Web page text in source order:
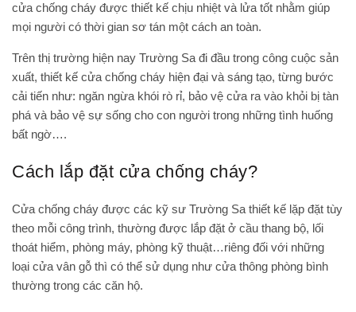
cửa chống cháy được thiết kế chịu nhiệt và lửa tốt nhằm giúp
mọi người có thời gian sơ tán một cách an toàn.
Trên thị trường hiện nay Trường Sa đi đầu trong công cuộc sản
xuất, thiết kế cửa chống cháy hiện đại và sáng tạo, từng bước
cải tiến như: ngăn ngừa khói rò rỉ, bảo vệ cửa ra vào khỏi bị tàn
phá và bảo vệ sự sống cho con người trong những tình huống
bất ngờ….
Cách lắp đặt cửa chống cháy?
Cửa chống cháy được các kỹ sư Trường Sa thiết kế lặp đặt tùy
theo mỗi công trình, thường được lắp đặt ở cầu thang bộ, lối
thoát hiểm, phòng máy, phòng kỹ thuật…riêng đối với những
loại cửa vân gỗ thì có thể sử dụng như cửa thông phòng bình
thường trong các căn hộ.